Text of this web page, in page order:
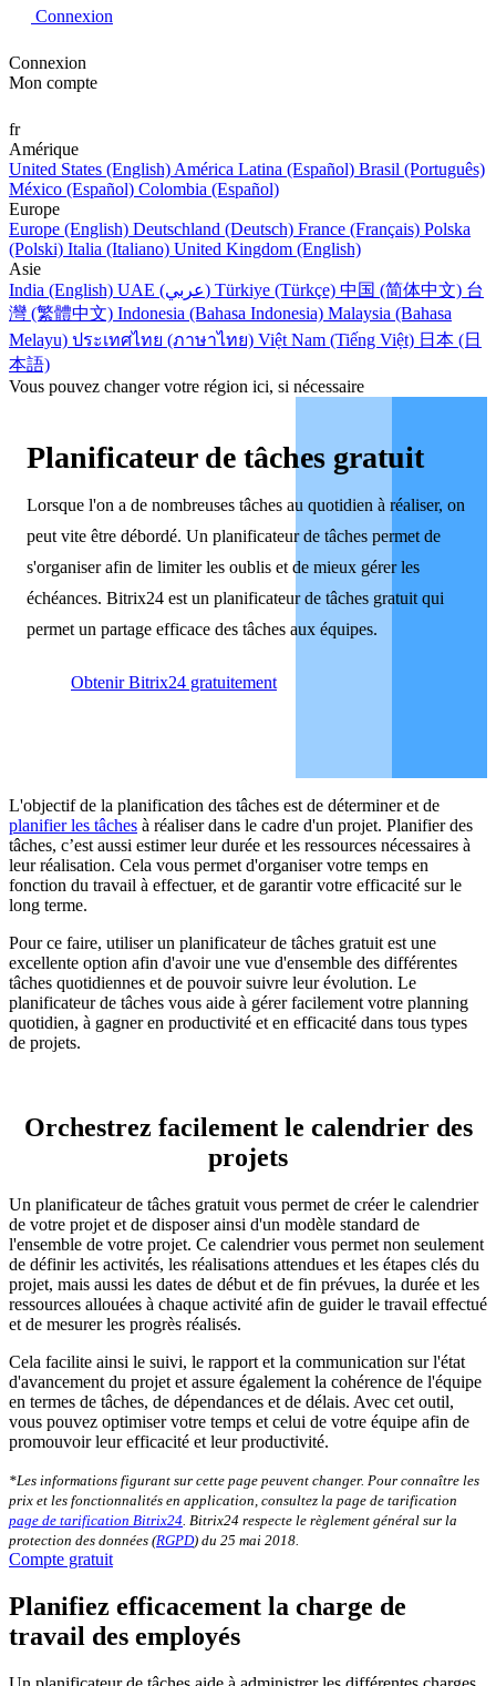
Connexion
Connexion
Mon compte
fr
Amérique
United States (English) América Latina (Español) Brasil (Português)
México (Español) Colombia (Español)
Europe
Europe (English) Deutschland (Deutsch) France (Français) Polska
(Polski) Italia (Italiano) United Kingdom (English)
Asie
India (English)
UAE (عربي) Türkiye (Türkçe) 中国 (简体中文) 台
灣 (繁體中文) Indonesia (Bahasa Indonesia) Malaysia (Bahasa
Melayu) ประเทศไทย (ภาษาไทย) Việt Nam (Tiếng Việt) 日本 (日
本語)
Vous pouvez changer votre région ici, si nécessaire
Planificateur de tâches gratuit
Lorsque l'on a de nombreuses tâches au quotidien à réaliser, on
peut vite être débordé. Un planificateur de tâches permet de
s'organiser afin de limiter les oublis et de mieux gérer les
échéances. Bitrix24 est un planificateur de tâches gratuit qui
permet un partage efficace des tâches aux équipes.
Obtenir Bitrix24 gratuitement
L'objectif de la planification des tâches est de déterminer et de
planifier les tâches à réaliser dans le cadre d'un projet. Planifier des
tâches, c’est aussi estimer leur durée et les ressources nécessaires à
leur réalisation. Cela vous permet d'organiser votre temps en
fonction du travail à effectuer, et de garantir votre efficacité sur le
long terme.
Pour ce faire, utiliser un planificateur de tâches gratuit est une
excellente option afin d'avoir une vue d'ensemble des différentes
tâches quotidiennes et de pouvoir suivre leur évolution. Le
planificateur de tâches vous aide à gérer facilement votre planning
quotidien, à gagner en productivité et en efficacité dans tous types
de projets.
Orchestrez facilement le calendrier des
projets
Un planificateur de tâches gratuit vous permet de créer le calendrier
de votre projet et de disposer ainsi d'un modèle standard de
l'ensemble de votre projet. Ce calendrier vous permet non seulement
de définir les activités, les réalisations attendues et les étapes clés du
projet, mais aussi les dates de début et de fin prévues, la durée et les
ressources allouées à chaque activité afin de guider le travail effectué
et de mesurer les progrès réalisés.
Cela facilite ainsi le suivi, le rapport et la communication sur l'état
d'avancement du projet et assure également la cohérence de l'équipe
en termes de tâches, de dépendances et de délais. Avec cet outil,
vous pouvez optimiser votre temps et celui de votre équipe afin de
promouvoir leur efficacité et leur productivité.
*Les informations figurant sur cette page peuvent changer. Pour connaître les
prix et les fonctionnalités en application, consultez la page de tarification
page de tarification Bitrix24 . Bitrix24 respecte le règlement général sur la
protection des données (RGPD) du 25 mai 2018.
Compte gratuit
Planifiez efficacement la charge de
travail des employés